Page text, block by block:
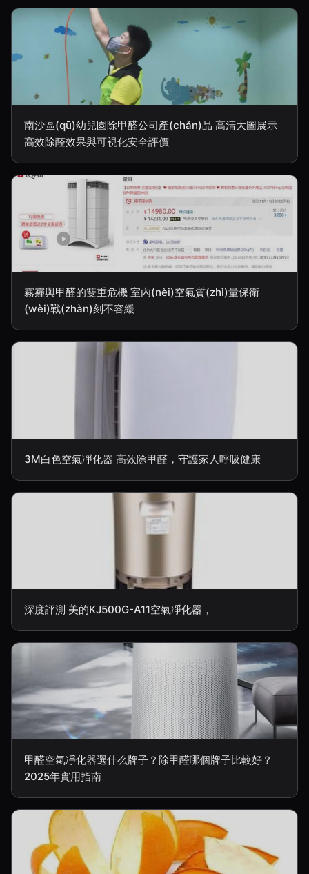
南沙區(qū)幼兒園除甲醛公司產(chǎn)品 高清大圖展示
高效除醛效果與可視化安全評價
霧霾與甲醛的雙重危機 室內(nèi)空氣質(zhì)量保衛
(wèi)戰(zhàn)刻不容緩
3M白色空氣凈化器 高效除甲醛，守護家人呼吸健康
深度評測 美的KJ500G-A11空氣凈化器，
甲醛空氣凈化器選什么牌子？除甲醛哪個牌子比較好？
2025年實用指南